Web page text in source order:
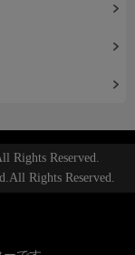
Rights Reserved.
Rights Reserved.